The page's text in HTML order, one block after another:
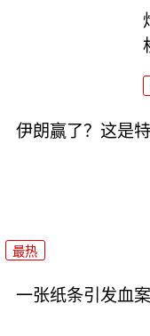
伊朗赢了？这是
最热
一张纸条引发血